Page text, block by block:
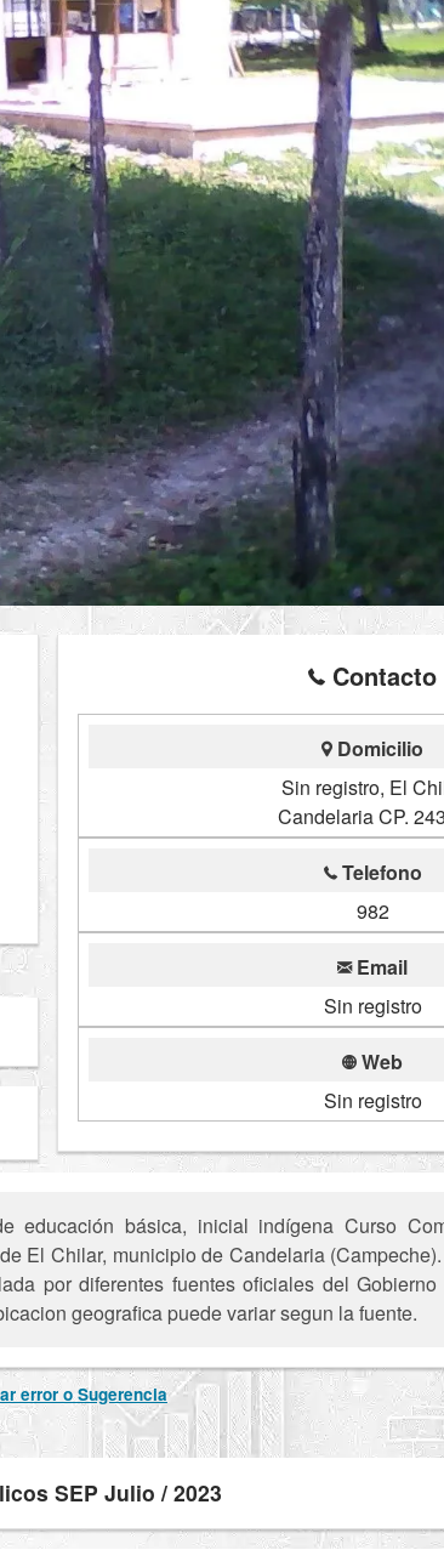
Contacto
Domicilio
Sin registro, El
Candelaria CP.
Telefono
982
Email
Sin registro
Web
Sin registro
educación básica, inicial indígena Curso
El Chilar, municipio de Candelaria
por diferentes fuentes oficiales del
geografica puede variar segun la fuente.
error o Sugerencia
SEP Julio / 2023